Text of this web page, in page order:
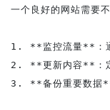
一个良好的网站需要
1. **监控流量**：通
2. **更新内容**：定
3. **备份重要数据**